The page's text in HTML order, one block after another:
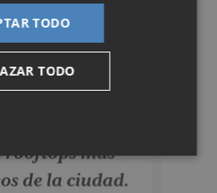
TODO
TODO